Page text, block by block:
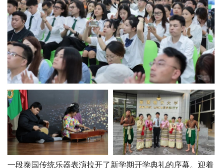
一段泰国传统乐器表演拉开了新学期开学典礼的序幕。迎着